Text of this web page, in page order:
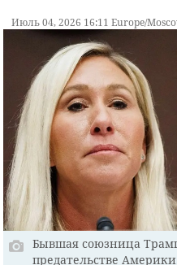
Июль 04, 2026 16:11 Europe/
Бывшая союзница
предательстве